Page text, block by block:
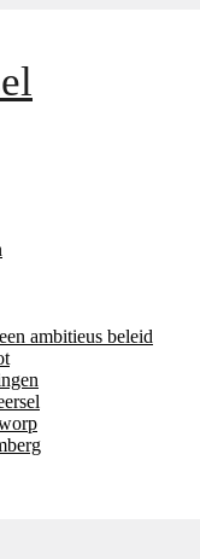
ambitieus beleid